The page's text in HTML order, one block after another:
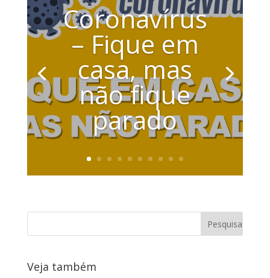
Coronavírus
– Fique em
casa, mas
não fique
parado
Veja também